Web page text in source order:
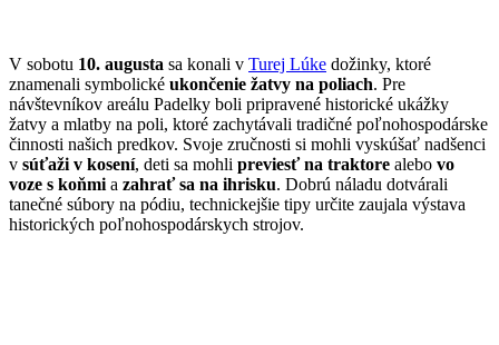
V sobotu 10. augusta sa konali v Turej Lúke dožinky, ktoré
znamenali symbolické ukončenie žatvy na poliach. Pre
návštevníkov areálu Padelky boli pripravené historické ukážky
žatvy a mlatby na poli, ktoré zachytávali tradičné poľnohospodárske
činnosti našich predkov. Svoje zručnosti si mohli vyskúšať nadšenci
v súťaži v kosení, deti sa mohli previesť na traktore alebo vo
voze s koňmi a zahrať sa na ihrisku. Dobrú náladu dotvárali
tanečné súbory na pódiu, technickejšie tipy určite zaujala výstava
historických poľnohospodárskych strojov.